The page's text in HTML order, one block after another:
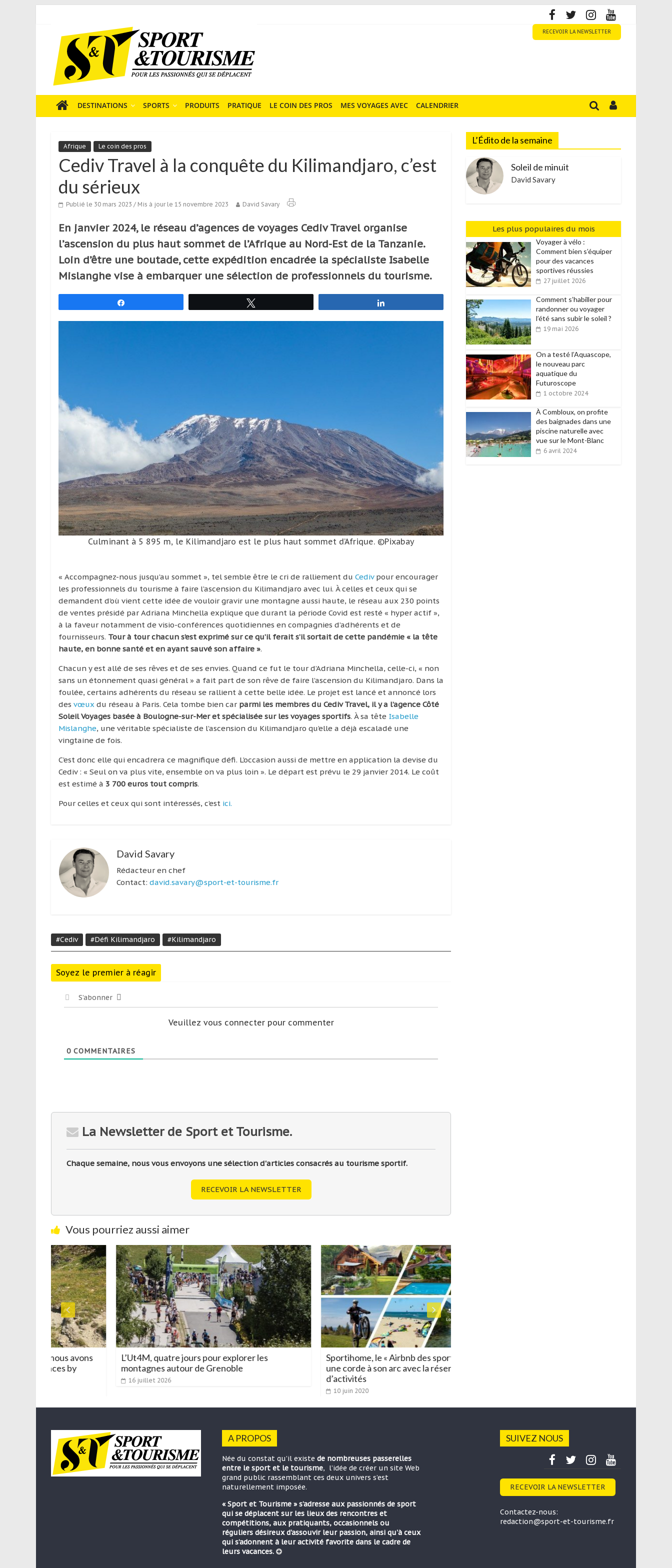
content
Tourisme
est
un
média
sur
sportif
qui
s’adresse
aux
ponctuels
ou
réguliers,
pratiquants,
passionnés
ou
simples
spectateurs
l’étranger
passion,
tout
en
profitant
de
découverte
d’une
région
RECEVOIR LA NEWSLETTER
DESTINATIONS SPORTS PRODUITS PRATIQUE LE COIN DES PROS MES VOYAGES AVEC CALENDRIER
Afrique Le coin des pros
Cediv Travel à la conquête du Kilimandjaro, c’est
du sérieux
Publié le 30 mars 2023 / Mis à jour le 15 novembre 2023 David Savary
En janvier 2024, le réseau d’agences de voyages Cediv Travel organise
l’ascension du plus haut sommet de l’Afrique au Nord-Est de la Tanzanie.
Loin d’être une boutade, cette expédition encadrée la spécialiste Isabelle
Mislanghe vise à embarquer une sélection de professionnels du tourisme.
Culminant à 5 895 m, le Kilimandjaro est le plus haut sommet d’Afrique. ©Pixabay
« Accompagnez-nous jusqu’au sommet », tel semble être le cri de ralliement du Cedivpour encourager
les professionnels du tourisme à faire l’ascension du Kilimandjaro avec lui. À celles et ceux qui se
demandent d’où vient cette idée de vouloir gravir une montagne aussi haute, le réseau aux 230 points
de ventes présidé par Adriana Minchella explique que durant la période Covid est resté « hyper actif »,
à la faveur notamment de visio-conférences quotidiennes en compagnies d’adhérents et de
fournisseurs. Tour à tour chacun s’est exprimé sur ce qu’il ferait s’il sortait de cette pandémie « la tête
haute, en bonne santé et en ayant sauvé son affaire ».
Chacun y est allé de ses rêves et de ses envies. Quand ce fut le tour d’Adriana Minchella, celle-ci, « non
sans un étonnement quasi général » a fait part de son rêve de faire l’ascension du Kilimandjaro. Dans la
foulée, certains adhérents du réseau se rallient à cette belle idée. Le projet est lancé et annoncé lors
des vœux du réseau à Paris. Cela tombe bien car parmi les membres du Cediv Travel, il y a l’agence Côté
Soleil Voyages basée à Boulogne-sur-Mer et spécialisée sur les voyages sportifs. À sa tête Isabelle
Mislanghe, une véritable spécialiste de l’ascension du Kilimandjaro qu’elle a déjà escaladé une
vingtaine de fois.
C’est donc elle qui encadrera ce magnifique défi. L’occasion aussi de mettre en application la devise du
Cediv : « Seul on va plus vite, ensemble on va plus loin ». Le départ est prévu le 29 janvier 2014. Le coût
est estimé à 3 700 euros tout compris.
Pour celles et ceux qui sont intéressés, c’est ici.
David Savary
Rédacteur en chef
Contact:david.savary@sport-et-tourisme.fr
#Cediv #Défi Kilimandjaro #Kilimandjaro
Soyez le premier à réagir
S’abonner
Veuillez vous connecter pour commenter
0 COMMENTAIRES
La Newsletter de Sport et Tourisme.
Chaque semaine, nous vous envoyons une sélection d'articles consacrés au tourisme sportif.
RECEVOIR LA NEWSLETTER
Vous pourriez aussi aimer
L’Ut4M, quatre jours pour explorer les
montagnes autour de Grenoble
Sportihome, le « Airbnb des sportifs », ajoute
une corde à son arc avec la réservation
L’Édito de la semaine
Soleil de minuit
David Savary
Les plus populaires du mois
Voyager à vélo :
Comment bien s’équiper
pour des vacances
sportives réussies
27 juillet 2026
Comment s’habiller pour
randonner ou voyager
l’été sans subir le soleil ?
19 mai 2026
On a testé l’Aquascope,
le nouveau parc
aquatique du
Futuroscope
1 octobre 2024
À Combloux, on profite
des baignades dans une
piscine naturelle avec
vue sur le Mont-Blanc
6 avril 2024
A PROPOS
Née du constat qu’il existe de nombreuses passerelles
entre le sport et le tourisme, l’idée de créer un site Web
grand public rassemblant ces deux univers s’est
naturellement imposée.
« Sport et Tourisme » s’adresse aux passionnés de sport
qui se déplacent sur les lieux des rencontres et
compétitions, aux pratiquants, occasionnels ou
réguliers désireux d'assouvir leur passion, ainsi qu'à ceux
qui s’adonnent à leur activité favorite dans le cadre de
leurs vacances.
SUIVEZ NOUS
RECEVOIR LA NEWSLETTER
Contactez-nous:
redaction@sport-et-tourisme.fr